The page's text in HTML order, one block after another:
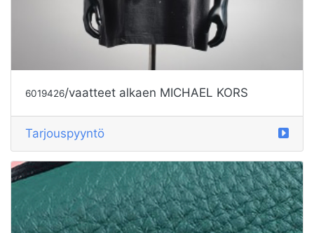
6019426/vaatteet alkaen MICHAEL KORS
Tarjouspyyntö